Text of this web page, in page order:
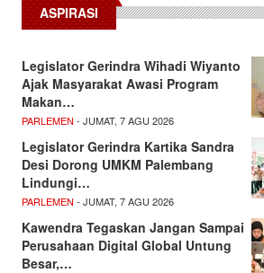
ASPIRASI
Legislator Gerindra Wihadi Wiyanto
Ajak Masyarakat Awasi Program
Makan…
PARLEMEN - JUMAT, 7 AGU 2026
Legislator Gerindra Kartika Sandra
Desi Dorong UMKM Palembang
Lindungi…
PARLEMEN - JUMAT, 7 AGU 2026
Kawendra Tegaskan Jangan Sampai
Perusahaan Digital Global Untung
Besar,…